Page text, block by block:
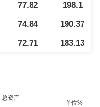
77.82 198.1
74.84 190.37
72.71 183.13